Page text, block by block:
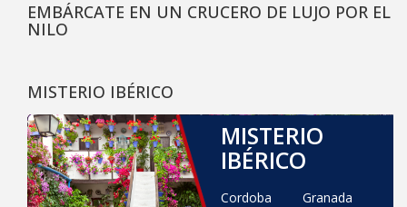
EMBÁRCATE EN UN CRUCERO DE LUJO POR EL
NILO
MISTERIO IBÉRICO
MISTERIO
IBÉRICO
Cordoba
Granada